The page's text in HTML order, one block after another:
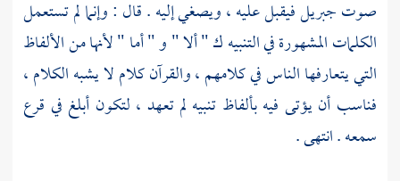
صوتجبريلفيقبل عليه ، ويصغي إليه . قال : وإنما لم تستعمل
الكلمات المشهورة في التنبيه ك " ألا " و " أما " لأنها من الألفاظ
التي يتعارفها الناس في كلامهم ، والقرآن كلام لا يشبه الكلام ،
فناسب أن يؤتى فيه بألفاظ تنبيه لم تعهد ، لتكون أبلغ في قرع
سمعه . انتهى .